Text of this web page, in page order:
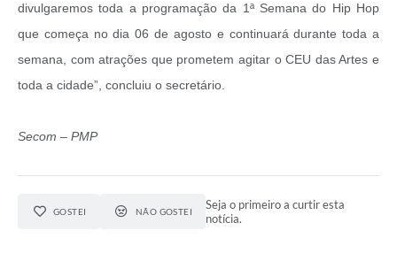
divulgaremos toda a programação da 1ª Semana do Hip Hop
que começa no dia 06 de agosto e continuará durante toda a
semana, com atrações que prometem agitar o CEU das Artes e
toda a cidade”, concluiu o secretário.
Secom – PMP
GOSTEI NÃO GOSTEI
Seja o primeiro a curtir esta
notícia.